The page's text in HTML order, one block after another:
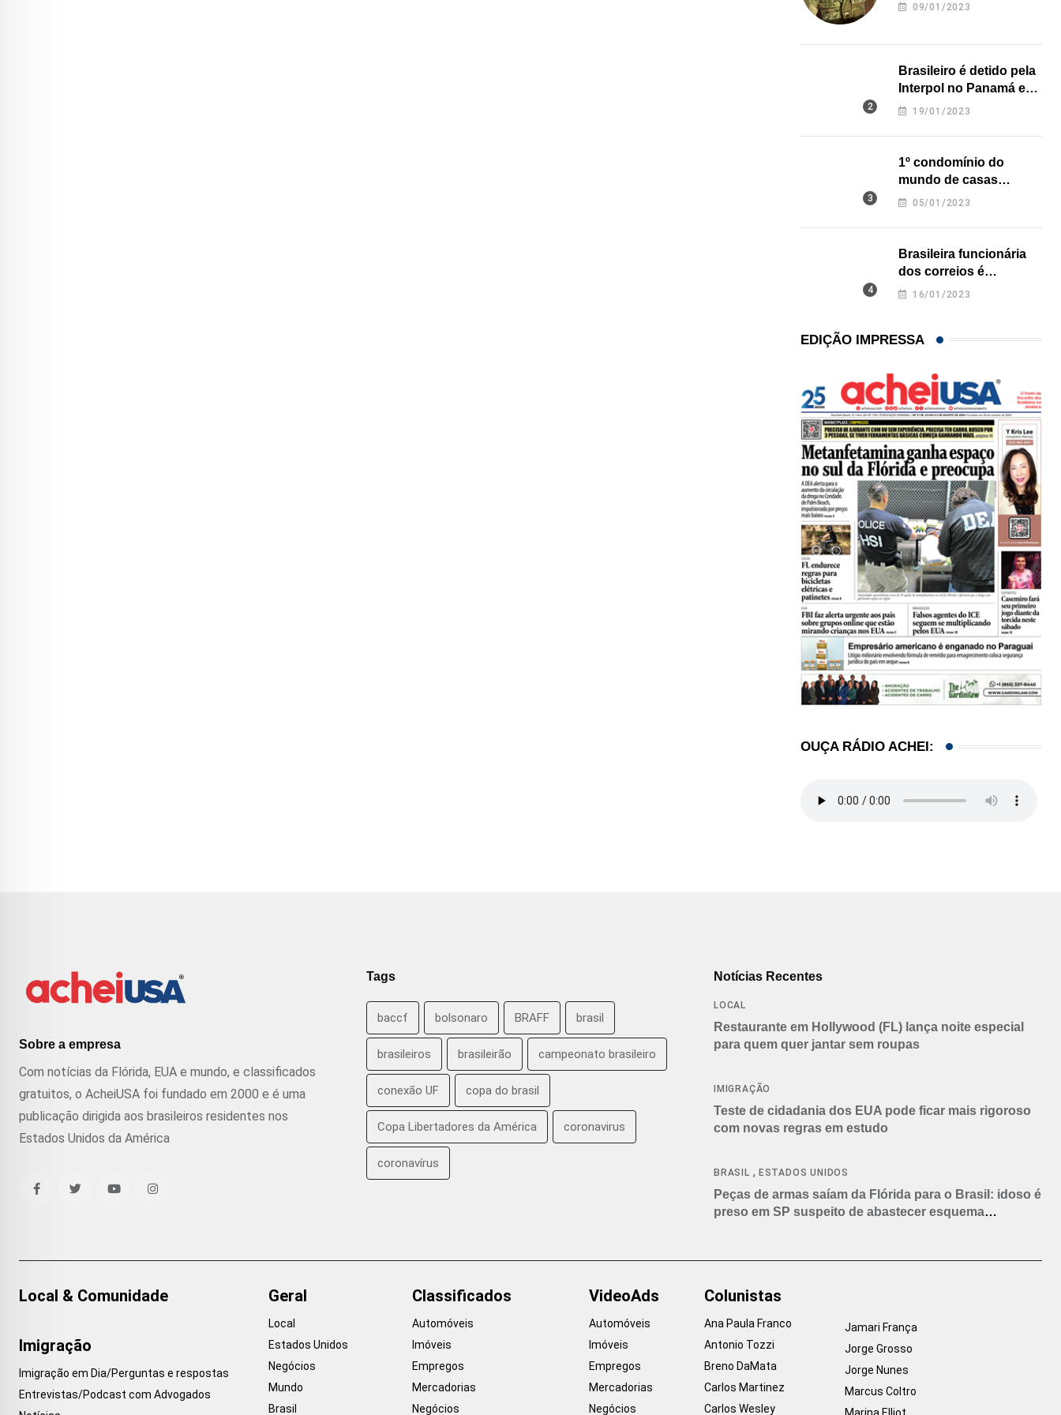
09/01/2023
Brasileiro é detido pela
Interpol no Panamá e
pode pegar prisão
19/01/2023
1º condomínio do
mundo de casas
impressas em 3D é
05/01/2023
Brasileira funcionária
dos correios é
assassinada a facadas
16/01/2023
EDIÇÃO IMPRESSA
OUÇA RÁDIO ACHEI:
Sobre a empresa
Com notícias da Flórida, EUA e mundo, e classificados
gratuitos, o AcheiUSA foi fundado em 2000 e é uma
publicação dirigida aos brasileiros residentes nos
Estados Unidos da América
Tags
baccf bolsonaro BRAFF brasil
brasileiros brasileirão campeonato brasileiro
conexão UF copa do brasil
Copa Libertadores da América coronavirus
coronavírus
Notícias Recentes
LOCAL
Restaurante em Hollywood (FL) lança noite especial
para quem quer jantar sem roupas
IMIGRAÇÃO
Teste de cidadania dos EUA pode ficar mais rigoroso
com novas regras em estudo
BRASIL , ESTADOS UNIDOS
Peças de armas saíam da Flórida para o Brasil: idoso é
preso em SP suspeito de abastecer esquema
Local & Comunidade
Imigração
Imigração em Dia/Perguntas e respostas
Entrevistas/Podcast com Advogados
Geral
Local
Estados Unidos
Negócios
Mundo
Brasil
Classificados
Automóveis
Imóveis
Empregos
Mercadorias
Negócios
VideoAds
Automóveis
Imóveis
Empregos
Mercadorias
Negócios
Colunistas
Ana Paula Franco
Antonio Tozzi
Breno DaMata
Carlos Martinez
Carlos Wesley
Jamari França
Jorge Grosso
Jorge Nunes
Marcus Coltro